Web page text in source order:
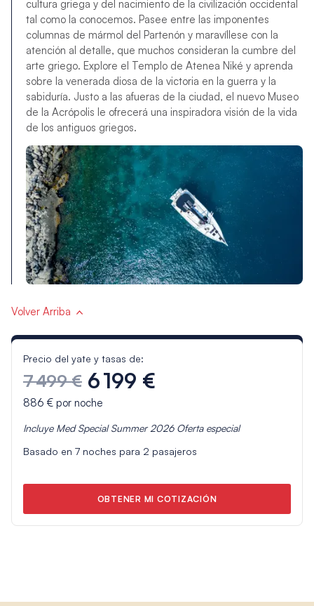
cultura griega y del nacimiento de la civilización occidental
tal como la conocemos. Pasee entre las imponentes
columnas de mármol del Partenón y maravíllese con la
atención al detalle, que muchos consideran la cumbre del
arte griego. Explore el Templo de Atenea Niké y aprenda
sobre la venerada diosa de la victoria en la guerra y la
sabiduría. Justo a las afueras de la ciudad, el nuevo Museo
de la Acrópolis le ofrecerá una inspiradora visión de la vida
de los antiguos griegos.
Volver Arriba
Precio del yate y tasas de:
7 499 € 6 199 €
886 €por noche
Incluye Med Special Summer 2026Oferta especial
Basado en 7noches para 2 pasajeros
OBTENER MI COTIZACIÓN